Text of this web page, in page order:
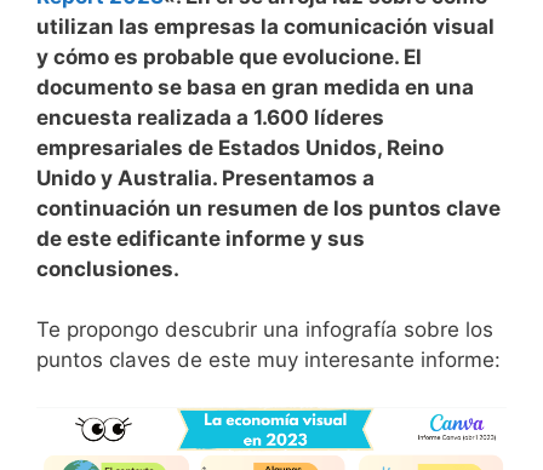
utilizan las empresas la comunicación visual
y cómo es probable que evolucione. El
documento se basa en gran medida en una
encuesta realizada a 1.600 líderes
empresariales de Estados Unidos, Reino
Unido y Australia. Presentamos a
continuación un resumen de los puntos clave
de este edificante informe y sus
conclusiones.
Te propongo descubrir una infografía sobre los
puntos claves de este muy interesante informe: